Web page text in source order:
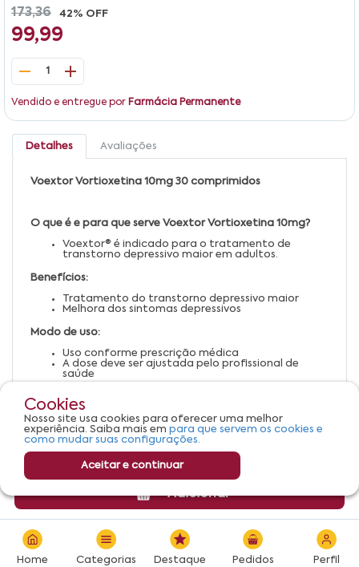
173,36 42% OFF
99,99
1
Vendido e entregue por Farmácia Permanente
Adicionar
Detalhes Avaliações
Voextor Vortioxetina 10mg 30 comprimidos
O que é e para que serve Voextor Vortioxetina 10mg?
Voextor® é indicado para o tratamento de
transtorno depressivo maior em adultos.
Benefícios:
Tratamento do transtorno depressivo maior
Melhora dos sintomas depressivos
Modo de uso:
Uso conforme prescrição médica
A dose deve ser ajustada pelo profissional de
saúde
Advertências:
Uso sob orientação médica
Mantenha fora do alcance de crianças
Cookies
Nosso site usa cookies para oferecer uma melhor
experiência. Saiba mais em para que servem os cookies e
como mudar suas configurações.
Aceitar e continuar
Home Categorias Destaque Pedidos Perfil